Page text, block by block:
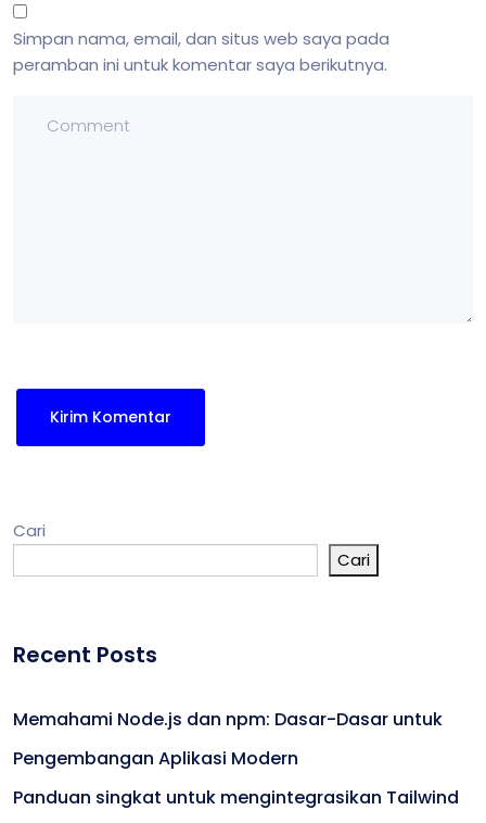
Simpan nama, email, dan situs web saya pada
peramban ini untuk komentar saya berikutnya.
Cari
Cari
Recent Posts
Memahami Node.js dan npm: Dasar-Dasar untuk
Pengembangan Aplikasi Modern
Panduan singkat untuk mengintegrasikan Tailwind